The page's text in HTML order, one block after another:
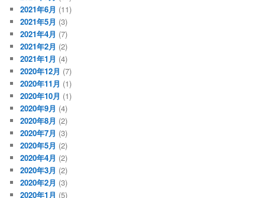
2021年6月 (11)
2021年5月 (3)
2021年4月 (7)
2021年2月 (2)
2021年1月 (4)
2020年12月 (7)
2020年11月 (1)
2020年10月 (1)
2020年9月 (4)
2020年8月 (2)
2020年7月 (3)
2020年5月 (2)
2020年4月 (2)
2020年3月 (2)
2020年2月 (3)
2020年1月 (5)